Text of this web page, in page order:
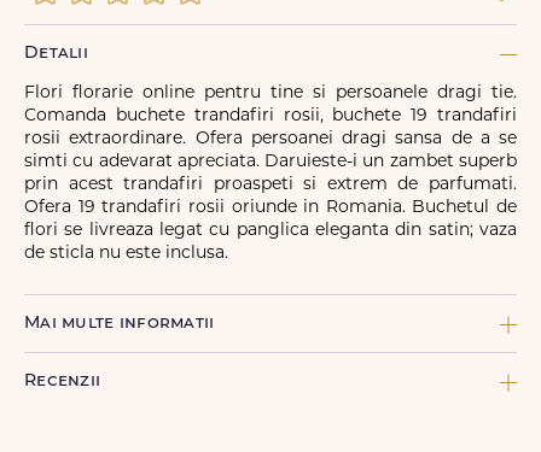
Detalii
Flori florarie online pentru tine si persoanele dragi tie.
Comanda buchete trandafiri rosii, buchete 19 trandafiri
rosii extraordinare. Ofera persoanei dragi sansa de a se
simti cu adevarat apreciata. Daruieste-i un zambet superb
prin acest trandafiri proaspeti si extrem de parfumati.
Ofera 19 trandafiri rosii oriunde in Romania. Buchetul de
flori se livreaza legat cu panglica eleganta din satin; vaza
de sticla nu este inclusa.
Mai multe informatii
1 x Felicitare FDL, 2 x Panglica neinscriptionata, 1 x Perle cu ac,
Recenzii